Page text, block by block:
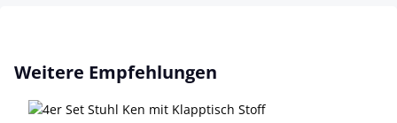
Produktgalerie überspringen
Weitere Empfehlungen